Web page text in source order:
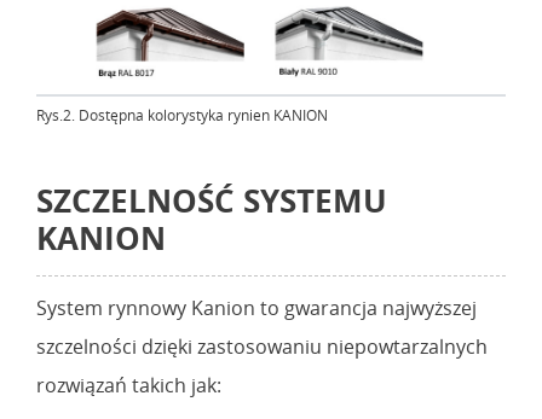
Rys.2. Dostępna kolorystyka rynien KANION
SZCZELNOŚĆ SYSTEMU
KANION
System rynnowy Kanion to gwarancja najwyższej
szczelności dzięki zastosowaniu niepowtarzalnych
rozwiązań takich jak: